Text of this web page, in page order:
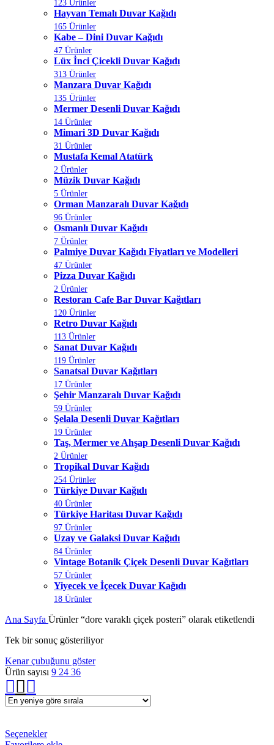
123 Ürünler
Hayvan Temalı Duvar Kağıdı
165 Ürünler
Kabe – Dini Duvar Kağıdı
47 Ürünler
Lüx İnci Çicekli Duvar Kağıdı
313 Ürünler
Manzara Duvar Kağıdı
135 Ürünler
Mermer Desenli Duvar Kağıdı
14 Ürünler
Mimari 3D Duvar Kağıdı
31 Ürünler
Mustafa Kemal Atatürk
2 Ürünler
Müzik Duvar Kağıdı
5 Ürünler
Orman Manzaralı Duvar Kağıdı
96 Ürünler
Osmanlı Duvar Kağıdı
7 Ürünler
Palmiye Duvar Kağıdı Fiyatları ve Modelleri
47 Ürünler
Pizza Duvar Kağıdı
2 Ürünler
Restoran Cafe Bar Duvar Kağıtları
120 Ürünler
Retro Duvar Kağıdı
113 Ürünler
Sanat Duvar Kağıdı
119 Ürünler
Sanatsal Duvar Kağıtları
17 Ürünler
Şehir Manzaralı Duvar Kağıdı
59 Ürünler
Şelala Desenli Duvar Kağıtları
19 Ürünler
Taş, Mermer ve Ahşap Desenli Duvar Kağıdı
2 Ürünler
Tropikal Duvar Kağıdı
254 Ürünler
Türkiye Duvar Kağıdı
40 Ürünler
Türkiye Haritası Duvar Kağıdı
97 Ürünler
Uzay ve Galaksi Duvar Kağıdı
84 Ürünler
Vintage Botanik Çiçek Desenli Duvar Kağıtları
57 Ürünler
Yiyecek ve İçecek Duvar Kağıdı
18 Ürünler
Ana Sayfa Ürünler “dore varaklı çiçek posteri” olarak etiketlendi
Tek bir sonuç gösteriliyor
Kenar çubuğunu göster
Ürün sayısı 9 24 36
Seçenekler